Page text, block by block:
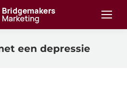
een depressie